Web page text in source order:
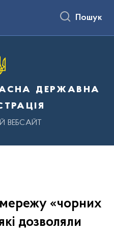
Пошук
державна
ВЕБСАЙТ
мережу «чорних
дозволяли